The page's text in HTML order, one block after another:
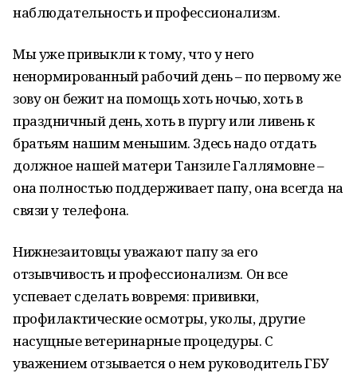
наблюдательность и профессионализм.
Мы уже привыкли к тому, что у него
ненормированный рабочий день – по первому же
зову он бежит на помощь хоть ночью, хоть в
праздничный день, хоть в пургу или ливень к
братьям нашим меньшим. Здесь надо отдать
должное нашей матери Танзиле Галлямовне –
она полностью поддерживает папу, она всегда на
связи у телефона.
Нижнезаитовцы уважают папу за его
отзывчивость и профессионализм. Он все
успевает сделать вовремя: прививки,
профилактические осмотры, уколы, другие
насущные ветеринарные процедуры. С
уважением отзывается о нем руководитель ГБУ